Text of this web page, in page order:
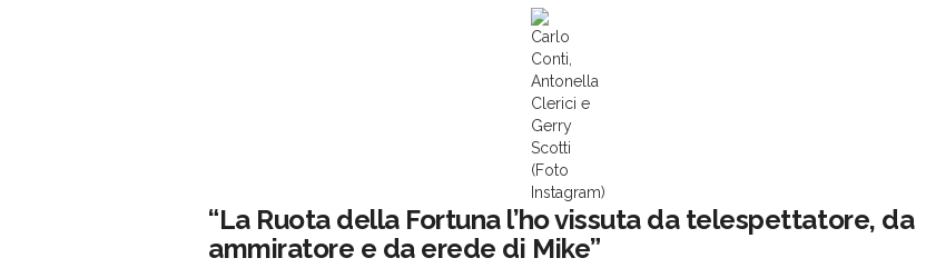
Carlo
Conti,
Antonella
Clerici e
Gerry
Scotti
(Foto
Instagram)
“La Ruota della Fortuna l’ho vissuta da telespettatore, da
ammiratore e da erede di Mike”